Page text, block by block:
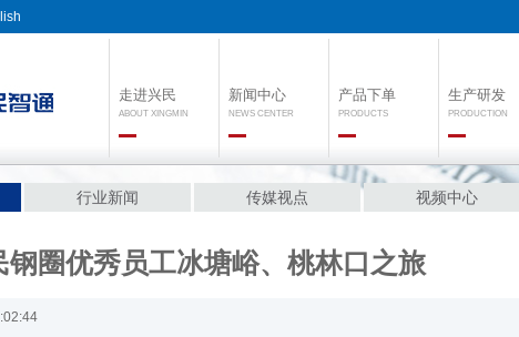
走进兴民
ABOUT XINGMIN
新闻中心
NEWS CENTER
产品下单
PRODUCTS
生产研发
PRODUCTION
行业新闻 传媒视点 视频中心
钢圈优秀员工冰塘峪、桃林口之旅